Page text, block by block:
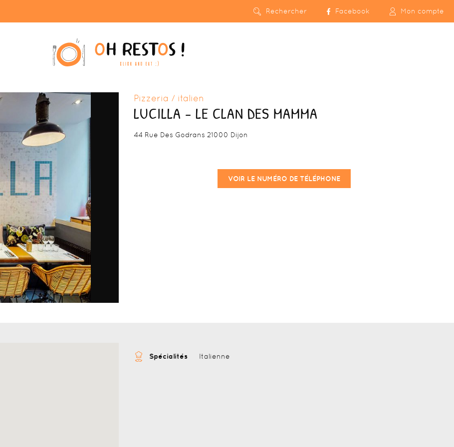
Rechercher Facebook Mon compte
Pizzeria / italien
LUCILLA - LE CLAN DES MAMMA
44 Rue Des Godrans 21000 Dijon
VOIR LE NUMÉRO DE TÉLÉPHONE
Spécialités Italienne